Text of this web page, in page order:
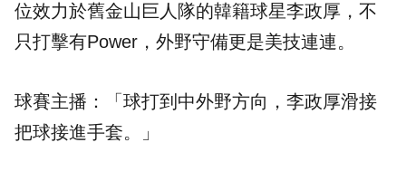
位效力於舊金山巨人隊的韓籍球星李政厚，不
只打擊有Power，外野守備更是美技連連。
球賽主播：「球打到中外野方向，李政厚滑接
把球接進手套。」